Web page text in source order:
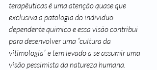
terapêuticas é uma atenção quase que
exclusiva a patologia do individuo
dependente quimico e essa visão contribui
para desenvolver uma “cultura da
vitimologia” e tem levado a se assumir uma
visão pessimista da natureza humana.